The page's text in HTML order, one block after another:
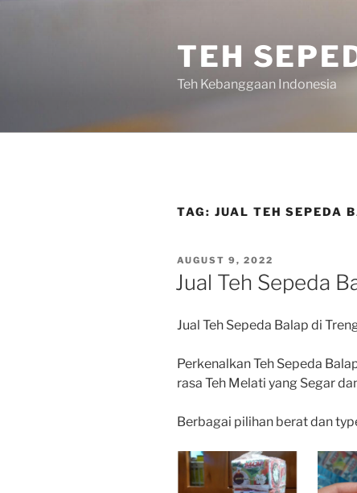
TEH
Teh Kebanggaan Indonesia
TAG: JUAL TEH SEPEDA
POSTED
ON
AUGUST 9, 2022
Jual Teh Sepeda
Jual Teh Sepeda Balap di
Perkenalkan Teh Sepeda
rasa Teh Melati yang Segar
Berbagai pilihan berat dan